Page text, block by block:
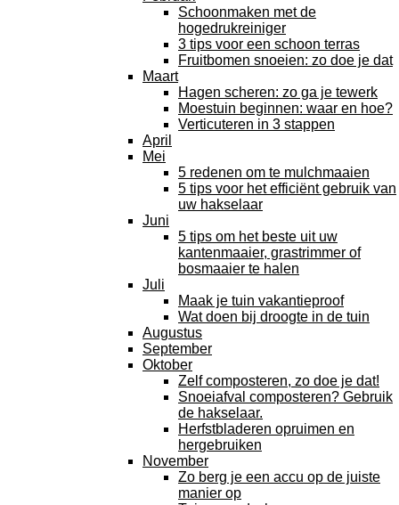
Schoonmaken met de
hogedrukreiniger
3 tips voor een schoon terras
Fruitbomen snoeien: zo doe je dat
Maart
Hagen scheren: zo ga je tewerk
Moestuin beginnen: waar en hoe?
Verticuteren in 3 stappen
April
Mei
5 redenen om te mulchmaaien
5 tips voor het efficiënt gebruik van
uw hakselaar
Juni
5 tips om het beste uit uw
kantenmaaier, grastrimmer of
bosmaaier te halen
Juli
Maak je tuin vakantieproof
Wat doen bij droogte in de tuin
Augustus
September
Oktober
Zelf composteren, zo doe je dat!
Snoeiafval composteren? Gebruik
de hakselaar.
Herfstbladeren opruimen en
hergebruiken
November
Zo berg je een accu op de juiste
manier op